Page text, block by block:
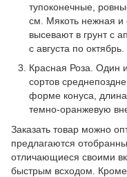
тупоконечные,
см. Мякоть нежная и
высевают в грунт с
с августа по октябрь.
Красная Роза. Один
сортов
форме конуса,
темно-оранжевую
Заказать товар можно
предлагаются
отличающиеся своими
быстрым всходом.